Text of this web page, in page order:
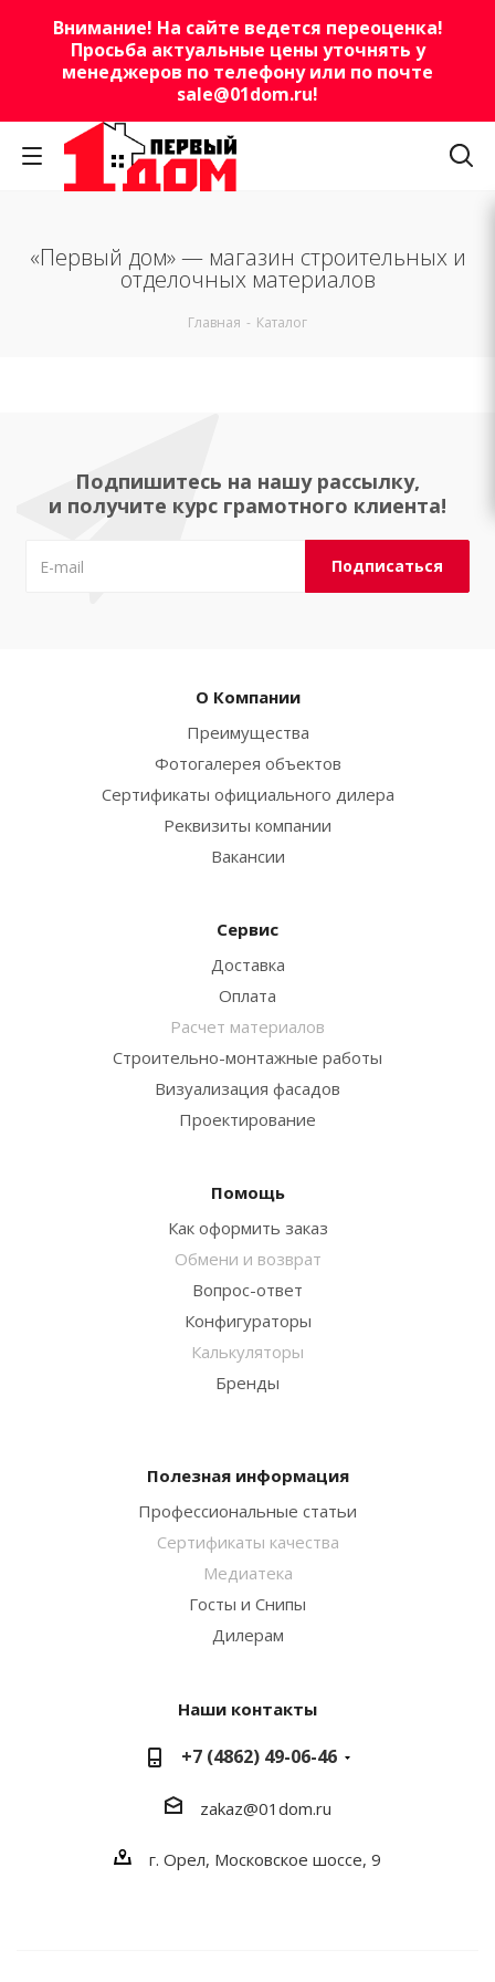
Внимание! На сайте ведется переоценка!
Просьба актуальные цены уточнять у
менеджеров по телефону или по почте
sale@01dom.ru!
«Первый дом» — магазин строительных и
отделочных материалов
Главная - Каталог
Подпишитесь на нашу рассылку,
и получите курс грамотного клиента!
О Компании
Преимущества
Фотогалерея объектов
Сертификаты официального дилера
Реквизиты компании
Вакансии
Сервис
Доставка
Оплата
Расчет материалов
Строительно-монтажные работы
Визуализация фасадов
Проектирование
Помощь
Как оформить заказ
Обмени и возврат
Вопрос-ответ
Конфигураторы
Калькуляторы
Бренды
Полезная информация
Профессиональные статьи
Сертификаты качества
Медиатека
Госты и Снипы
Дилерам
Наши контакты
+7 (4862) 49-06-46
zakaz@01dom.ru
г. Орел, Московское шоссе, 9